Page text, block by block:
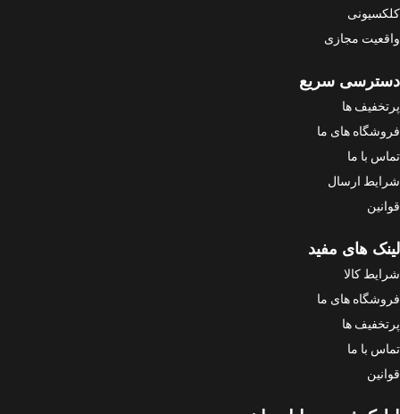
کلکسیونی
واقعیت مجازی
دسترسی سریع
پرتخفیف ها
فروشگاه های ما
تماس با ما
شرایط ارسال
قوانین
لینک های مفید
شرایط کالا
فروشگاه های ما
پرتخفیف ها
تماس با ما
قوانین